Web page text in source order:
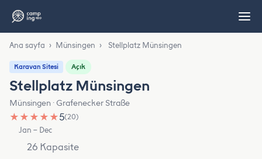
Ana sayfa › Münsingen › Stellplatz Münsingen
Karavan Sitesi Açık
Stellplatz Münsingen
Münsingen · Grafenecker Straße
★ ★ ★ ★ ★5(20)
Jan – Dec
26 Kapasite